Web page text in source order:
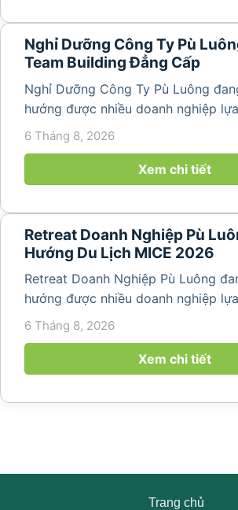
Nghỉ Dưỡng Công Ty Pù
Team Building Đẳng Cấp
Nghỉ Dưỡng Công Ty Pù Luông
hướng được nhiều doanh nghiệp
hợp giữa nghỉ ngơi, tái tạo năng
dựng tinh thần đồng đội. Thay vì
lịch đơn thuần, nhiều công ty...
6 Tháng 8, 2026
Xem chi tiết
Retreat Doanh Nghiệp Pù
Hướng Du Lịch MICE 2026
Retreat Doanh Nghiệp Pù Luông
hướng được nhiều doanh nghiệp
năm 2026 khi nhu cầu kết hợp
họp và gắn kết đội ngũ ngày càng
mang đến khoảng thời gian thư
6 Tháng 8, 2026
Xem chi tiết
Trang chủ